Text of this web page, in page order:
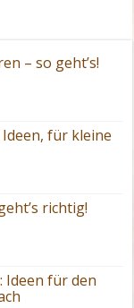
– so geht’s!
für kleine
richtig!
Ideen für den